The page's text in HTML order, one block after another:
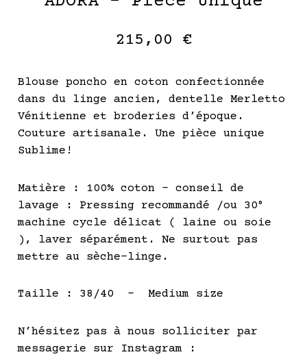
215,00 €
Blouse poncho en coton confectionnée
dans du linge ancien, dentelle Merletto
Vénitienne et broderies d’époque.
Couture artisanale. Une pièce unique
Sublime!
Matière : 100% coton – conseil de
lavage : Pressing recommandé /ou 30°
machine cycle délicat ( laine ou soie
), laver séparément. Ne surtout pas
mettre au sèche-linge.
Taille : 38/40 – Medium size
N’hésitez pas à nous solliciter par
messagerie sur Instagram :